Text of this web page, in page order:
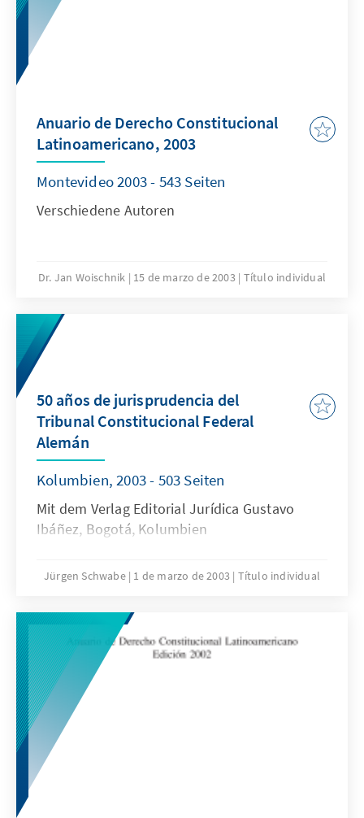
Anuario de Derecho Constitucional
Latinoamericano, 2003
Montevideo 2003 - 543 Seiten
Verschiedene Autoren
Dr. Jan Woischnik 15 de marzo de 2003 Título individual
50 años de jurisprudencia del
Tribunal Constitucional Federal
Alemán
Kolumbien, 2003 - 503 Seiten
Mit dem Verlag Editorial Jurídica Gustavo
Ibáñez, Bogotá, Kolumbien
Jürgen Schwabe 1 de marzo de 2003 Título individual